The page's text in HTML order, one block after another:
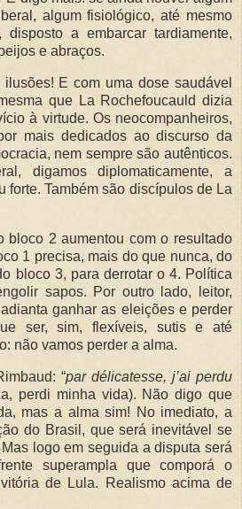
algum fisiológico, até mesmo
disposto a embarcar tardiamente,
e abraços.
E com uma dose saudável
que La Rochefoucauld dizia
à virtude. Os neocompanheiros,
mais dedicados ao discurso da
nem sempre são autênticos.
digamos diplomaticamente, a
forte. Também são discípulos de La
bloco 2 aumentou com o resultado
1 precisa, mais do que nunca, do
bloco 3, para derrotar o 4. Política
sapos. Por outro lado, leitor,
ganhar as eleições e perder
ser, sim, flexíveis, sutis e até
não vamos perder a alma.
“par délicatesse, j’ai perdu
perdi minha vida). Não digo que
mas a alma sim! No imediato, a
do Brasil, que será inevitável se
logo em seguida a disputa será
superampla que comporá o
de Lula. Realismo acima de